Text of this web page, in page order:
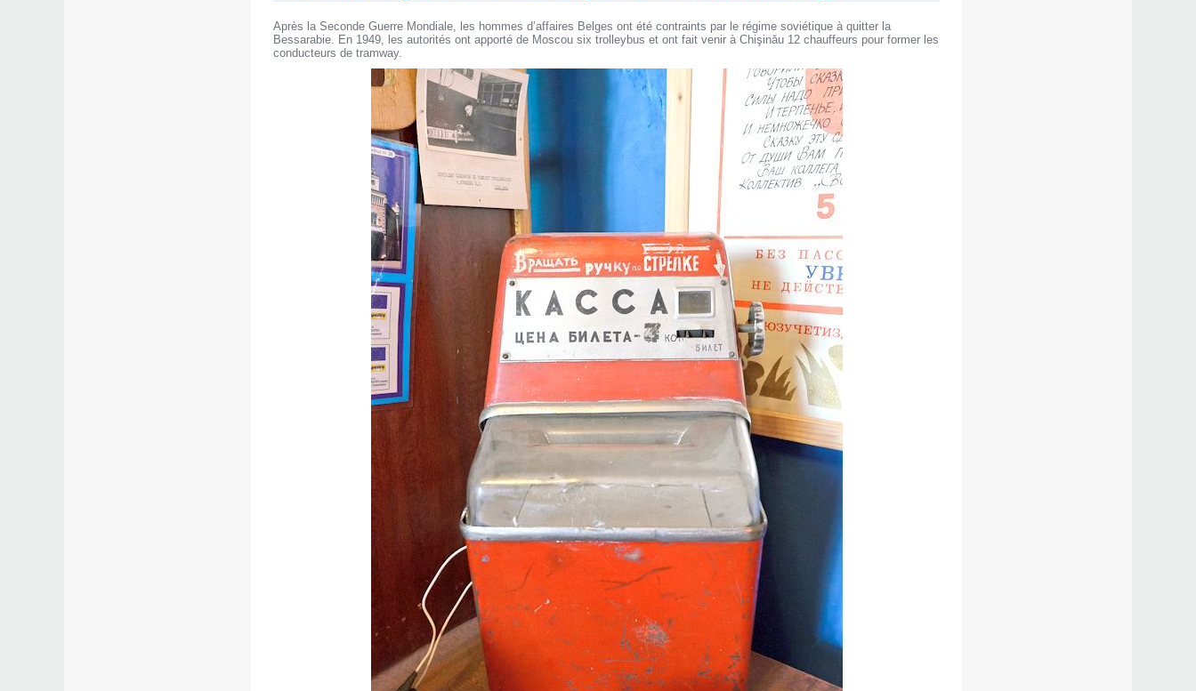
Après la Seconde Guerre Mondiale, les hommes d’affaires Belges ont été contraints par le régime soviétique à quitter la
Bessarabie. En 1949, les autorités ont apporté de Moscou six trolleybus et ont fait venir à Chişinău 12 chauffeurs pour former les
conducteurs de tramway.